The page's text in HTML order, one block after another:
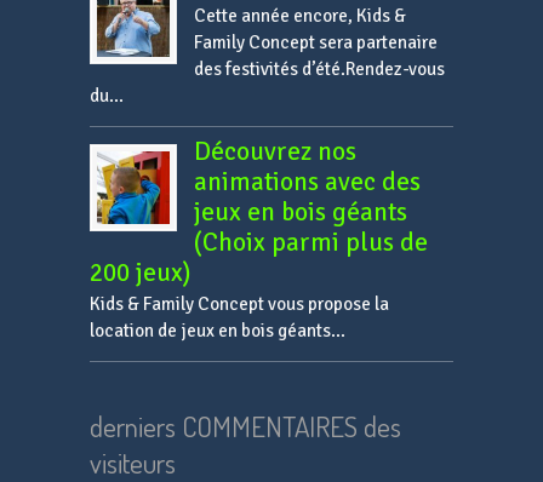
Cette année encore, Kids &
Family Concept sera partenaire
des festivités d’été.Rendez-vous
du...
Découvrez nos
animations avec des
jeux en bois géants
(Choix parmi plus de
200 jeux)
Kids & Family Concept vous propose la
location de jeux en bois géants...
derniers COMMENTAIRES des
visiteurs